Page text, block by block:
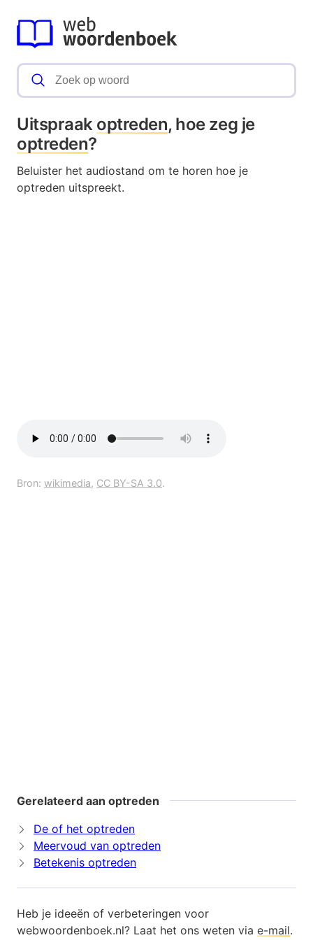
Uitspraak optreden, hoe zeg je
optreden?
Beluister het audiostand om te horen hoe je
optreden uitspreekt.
Bron: wikimedia, CC BY-SA 3.0.
Gerelateerd aan optreden
De of het optreden
Meervoud van optreden
Betekenis optreden
Heb je ideeën of verbeteringen voor
webwoordenboek.nl? Laat het ons weten via e-mail.